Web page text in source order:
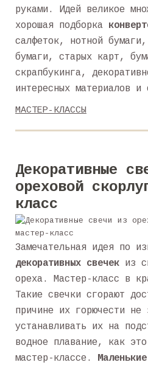
руками. Идей великое
хорошая подборка
салфеток, нотной
бумаги, старых карт,
скрапбукинга,
интересных материалов и
МАСТЕР-КЛАССЫ
Декоративные
ореховой
класс
Замечательная идея по
декоративных свечек из
ореха. Мастер-класс в
Такие свечки сгорают
причине их горючести не
устанавливать их на
водное плавание, как
мастер-классе.